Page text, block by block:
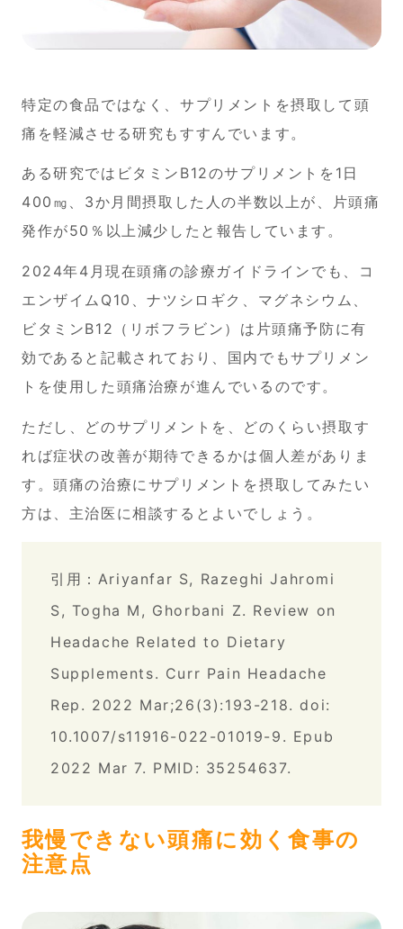
特定の食品ではなく、サプリメントを摂取して頭
痛を軽減させる研究もすすんでいます。
ある研究ではビタミンB12のサプリメントを1日
400㎎、3か月間摂取した人の半数以上が、片頭痛
発作が50％以上減少したと報告しています。
2024年4月現在頭痛の診療ガイドラインでも、コ
エンザイムQ10、ナツシロギク、マグネシウム、
ビタミンB12（リボフラビン）は片頭痛予防に有
効であると記載されており、国内でもサプリメン
トを使用した頭痛治療が進んでいるのです。
ただし、どのサプリメントを、どのくらい摂取す
れば症状の改善が期待できるかは個人差がありま
す。頭痛の治療にサプリメントを摂取してみたい
方は、主治医に相談するとよいでしょう。
引用：Ariyanfar S, Razeghi Jahromi
S, Togha M, Ghorbani Z. Review on
Headache Related to Dietary
Supplements. Curr Pain Headache
Rep. 2022 Mar;26(3):193-218. doi:
10.1007/s11916-022-01019-9. Epub
2022 Mar 7. PMID: 35254637.
我慢できない頭痛に効く食事の
注意点